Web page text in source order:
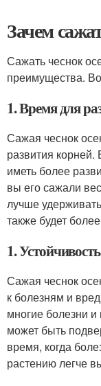
Зачем
Сажать чеснок
преимущества.
1. Время для
Сажая чеснок
развития
иметь более
вы его сажали
лучше
также будет
1.
Сажая чеснок
к болезням и
многие болезни и
может быть
время, когда
растению легче